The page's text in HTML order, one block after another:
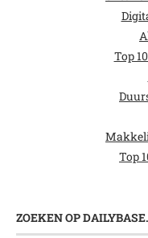
Top
Top
ZOEKEN OP